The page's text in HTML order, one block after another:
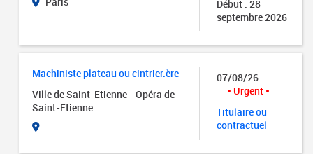
Début : 28
septembre 2026
Machiniste plateau ou cintrier.ère
Ville de Saint-Etienne - Opéra de
Saint-Etienne
07/08/26
Urgent
Titulaire ou
contractuel